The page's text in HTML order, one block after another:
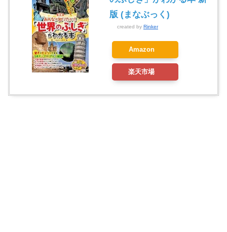
版 (まなぶっく)
created by Rinker
Amazon
楽天市場